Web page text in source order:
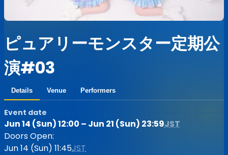
ピュアリーモンスター定期公
演#03
Details Venue Performers
Event date
Jun 14 (Sun) 12:00 – Jun 21 (Sun) 23:59JST
Doors Open:
Jun 14 (Sun) 11:45JST